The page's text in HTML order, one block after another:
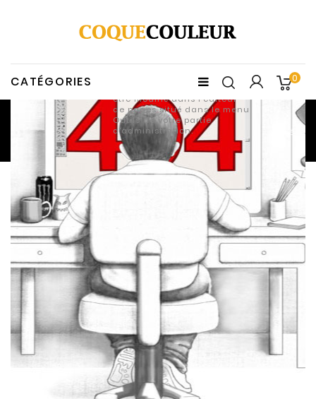
CATÉGORIES 0
Ecrivez votre votre message
personnalisé "page non
trouvée" ici. Ce texte peut
être modifié dans l'editeur
de pages situé dans le menu
Outils de votre partie
d'administration.